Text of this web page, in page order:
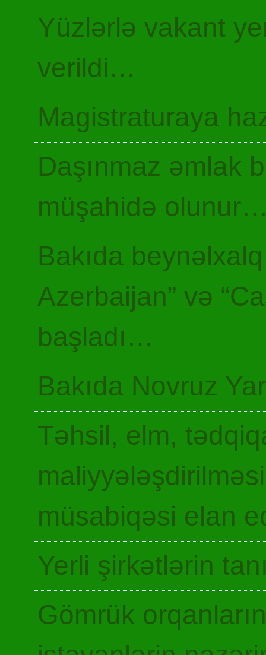
Yüzlərlə vakant
verildi…
Magistraturaya
Daşınmaz əmlak
müşahidə
Bakıda
Azerbaijan” və
başladı…
Bakıda Novruz
Təhsil, elm,
müsabiqəsi elan
Yerli şirkətlərin
Gömrük